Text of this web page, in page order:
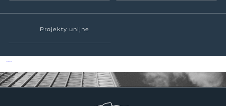
Projekty unijne